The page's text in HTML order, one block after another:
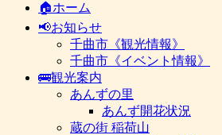
🏠ホーム
📢お知らせ
千曲市《観光情報》
千曲市《イベント情報》
🚌観光案内
あんずの里
あんず開花状況
蔵の街 稲荷山